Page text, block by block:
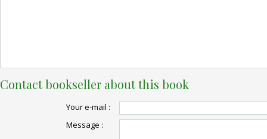
Contact bookseller about this book
Your e-mail :
Message :